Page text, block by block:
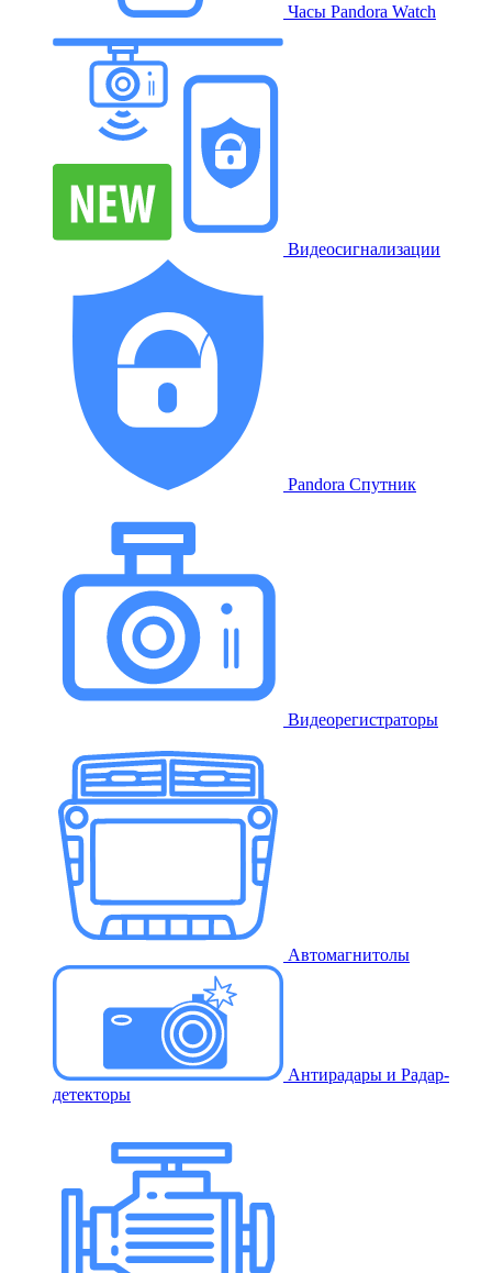
Часы Pandora Watch
Видеосигнализации
Pandora Спутник
Видеорегистраторы
Автомагнитолы
Антирадары и Радар-
детекторы